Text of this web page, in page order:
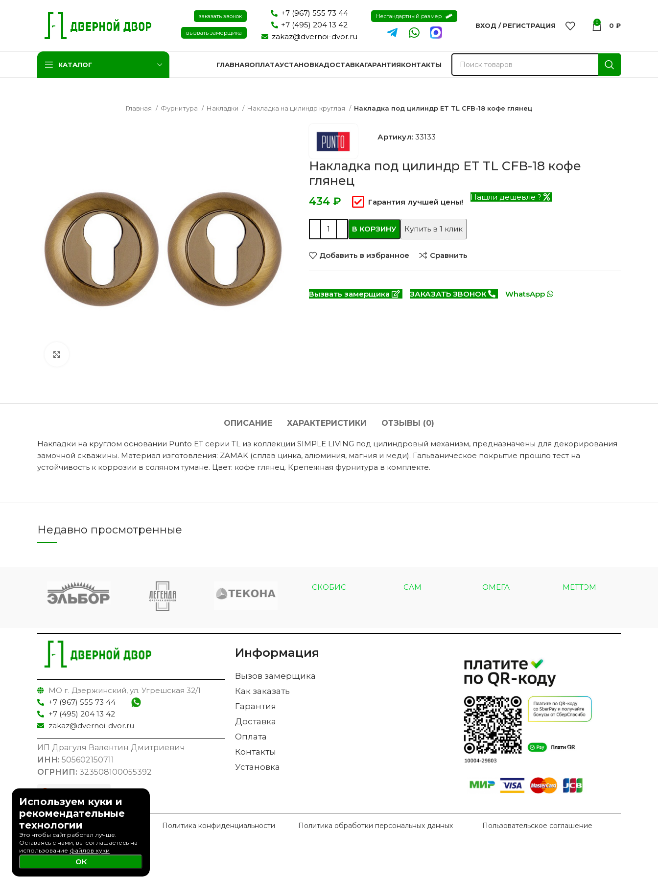
заказать звонок
вызвать замерщика
+7 (967) 555 73 44
+7 (495) 204 13 42
zakaz@dvernoi-dvor.ru
Нестандартный размер
ВХОД / РЕГИСТРАЦИЯ 0 0 ₽
КАТАЛОГ
Двери эмаль
180 моделей 2744 моделей
ГЛАВНАЯОПЛАТАУСТАНОВКАДОСТАВКАГАРАНТИЯКОНТАКТЫ
Главная Фурнитура Накладки Накладка на цилиндр круглая Накладка под цилиндр ET TL CFB-18 кофе глянец
Артикул:33133
Накладка под цилиндр ET TL CFB-18 кофе
глянец
₽ Гарантия лучшей цены!
Нашли дешевле ?
В КОРЗИНУ Купить в 1 клик
Добавить в избранное Сравнить
Вызвать замерщика ЗАКАЗАТЬ ЗВОНОК WhatsApp
ОПИСАНИЕ ХАРАКТЕРИСТИКИ ОТЗЫВЫ (0)
Накладки на круглом основании Punto ET серии TL из коллекции SIMPLE LIVING под цилиндровый механизм, предназначены для декорирования
замочной скважины. Материал изготовления: ZAMAK (сплав цинка, алюминия, магния и меди). Гальваническое покрытие прошло тест на
устойчивость к коррозии в соляном тумане. Цвет: кофе глянец. Крепежная фурнитура в комплекте.
Недавно просмотренные
СКОБИС САМ ОМЕГА МЕТТЭМ
МО г. Дзержинский, ул. Угрешская 32/1
+7 (967) 555 73 44
+7 (495) 204 13 42
zakaz@dvernoi-dvor.ru
ИП Драгуля Валентин Дмитриевич
ИНН: 505602150711
ОГРНИП: 323508100055392
Информация
Вызов замерщика
Как заказать
Гарантия
Доставка
Оплата
Контакты
Установка
© 2023 Дверной Двор Политика конфиденциальности Политика обработки персональных данных Пользовательское соглашение
Используем куки и
рекомендательные
технологии
Это чтобы сайт работал лучше.
Оставаясь с нами, вы соглашаетесь на
использование файлов куки
ОК